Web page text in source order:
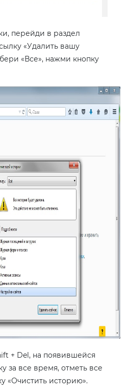
перейди в раздел
«Удалить вашу
«Все», нажми кнопку
+ Del, на появившейся
за все время, отметь все
«Очистить историю».